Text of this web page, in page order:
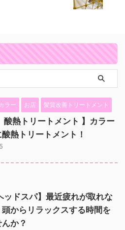
ラー お店 髪質改善トリートメント
酸熱トリートメント 】カラー
熱トリートメント！
ッドスパ】最近疲れが取れな
からリラックスする時間を
か？